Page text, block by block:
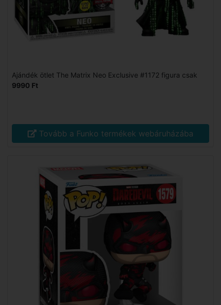
Ajándék ötlet The Matrix Neo Exclusive #1172 figura csak
9990 Ft
Tovább a Funko termékek webáruházába